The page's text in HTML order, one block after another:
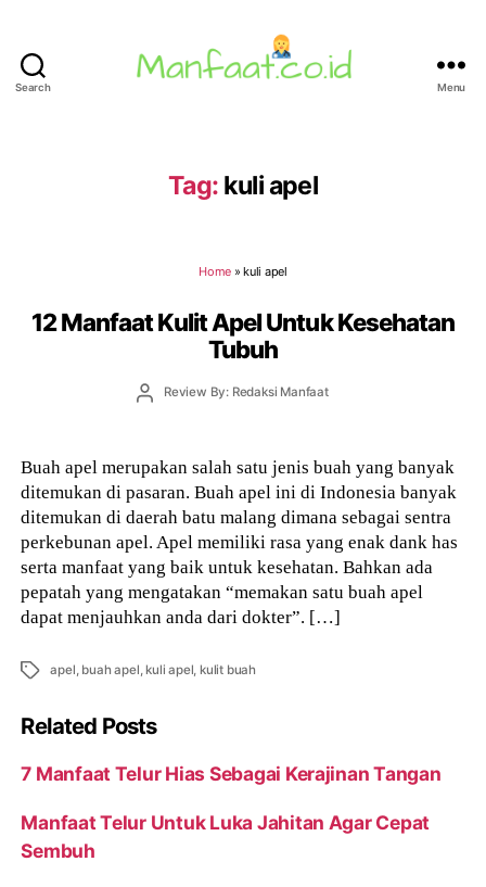
Search Menu
Tag: kuli apel
Home »kuli apel
12 Manfaat Kulit Apel Untuk Kesehatan
Tubuh
PostReview By: Redaksi Manfaat
Buah apel merupakan salah satu jenis buah yang banyak
ditemukan di pasaran. Buah apel ini di Indonesia banyak
ditemukan di daerah batu malang dimana sebagai sentra
perkebunan apel. Apel memiliki rasa yang enak dank has
serta manfaat yang baik untuk kesehatan. Bahkan ada
pepatah yang mengatakan “memakan satu buah apel
dapat menjauhkan anda dari dokter”. […]
Tags apel, buah apel, kuli apel, kulit buah
Related Posts
7 Manfaat Telur Hias Sebagai Kerajinan Tangan
Manfaat Telur Untuk Luka Jahitan Agar Cepat
Sembuh